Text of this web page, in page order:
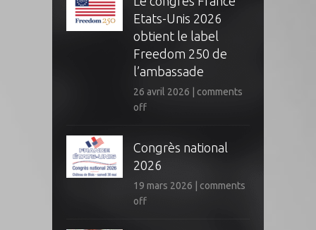
Etats-Unis 2026
obtient le label
Freedom 250 de
l’ambassade
26 avril 2026
comments
off
Congrès national
2026
19 mars 2026
comments
off